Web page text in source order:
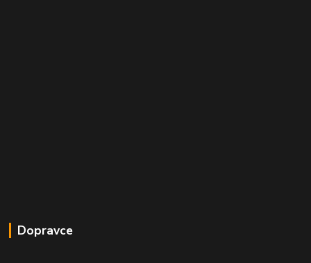
Dopravce